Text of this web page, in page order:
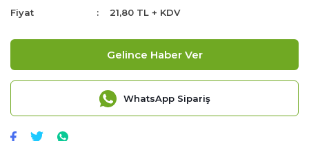
Fiyat
21,80 TL + KDV
Gelince Haber Ver
WhatsApp Sipariş